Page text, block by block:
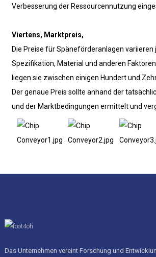
Verbesserung der Ressourcennutzung
Viertens, Marktpreis,
Die Preise für Späneförderanlagen variieren
Spezifikation, Material und anderen
liegen sie zwischen einigen Hundert und
Der genaue Preis sollte anhand der
und der Marktbedingungen ermittelt und
Das Unternehmen vereint Forschung und